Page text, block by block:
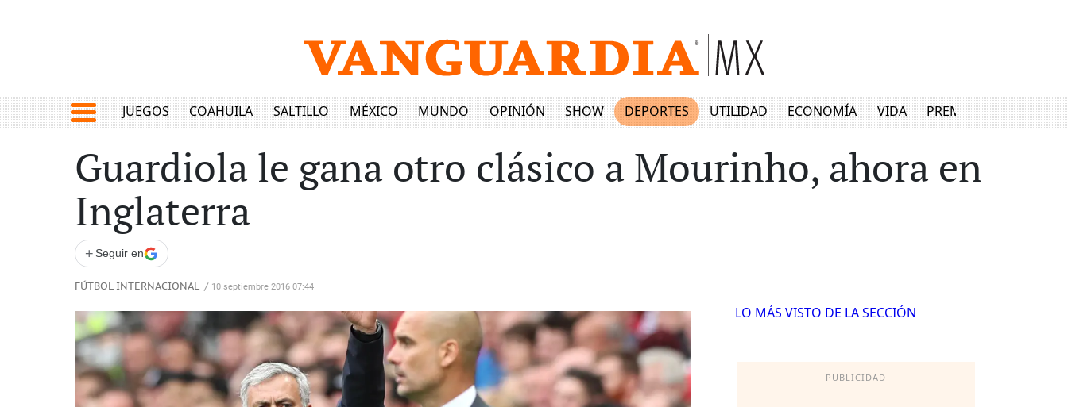
JUEGOS COAHUILA SALTILLO MÉXICO MUNDO OPINIÓN SHOW DEPORTES UTILIDAD ECONOMÍA VIDA PREMIUM
Guardiola le gana otro clásico a Mourinho, ahora en
Inglaterra
+ Seguir en
FÚTBOL INTERNACIONAL / 10 septiembre 2016 07:44
LO MÁS VISTO DE LA SECCIÓN
PUBLICIDAD